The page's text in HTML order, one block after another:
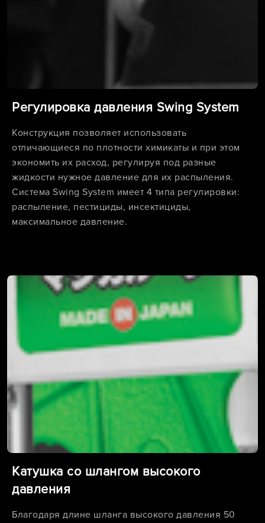
Регулировка давления Swing System
Конструкция позволяет использовать
отличающиеся по плотности химикаты и при этом
экономить их расход, регулируя под разные
жидкости нужное давление для их распыления.
Система Swing System имеет 4 типа регулировки:
распыление, пестициды, инсектициды,
максимальное давление.
Катушка со шлангом высокого
давления
Благодаря длине шланга высокого давления 50